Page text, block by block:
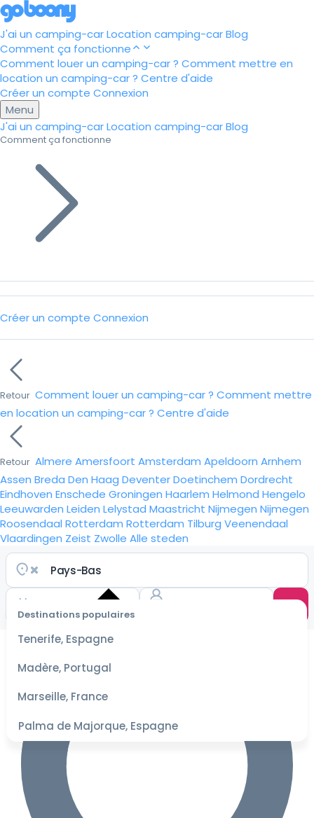
J'ai un camping-carLocation camping-carBlog
Comment ça fonctionne
Comment louer un camping-car ? Comment mettre en
location un camping-car ? Centre d'aide
Créer un compte Connexion
Menu
J'ai un camping-carLocation camping-carBlog
Comment ça fonctionne
Créer un compte Connexion
Retour Comment louer un camping-car ? Comment mettre
en location un camping-car ? Centre d'aide
Retour Almere Amersfoort Amsterdam Apeldoorn Arnhem
Assen Breda Den Haag DeventerDoetinchem Dordrecht
Eindhoven Enschede Groningen Haarlem Helmond Hengelo
Leeuwarden Leiden Lelystad Maastricht Nijmegen Nijmegen
Roosendaal Rotterdam Rotterdam Tilburg Veenendaal
Vlaardingen Zeist Zwolle Alle steden
Destinations populaires
Tenerife, Espagne
Madère, Portugal
Marseille, France
Palma de Majorque, Espagne
Choisir
les
pour les
tarifs